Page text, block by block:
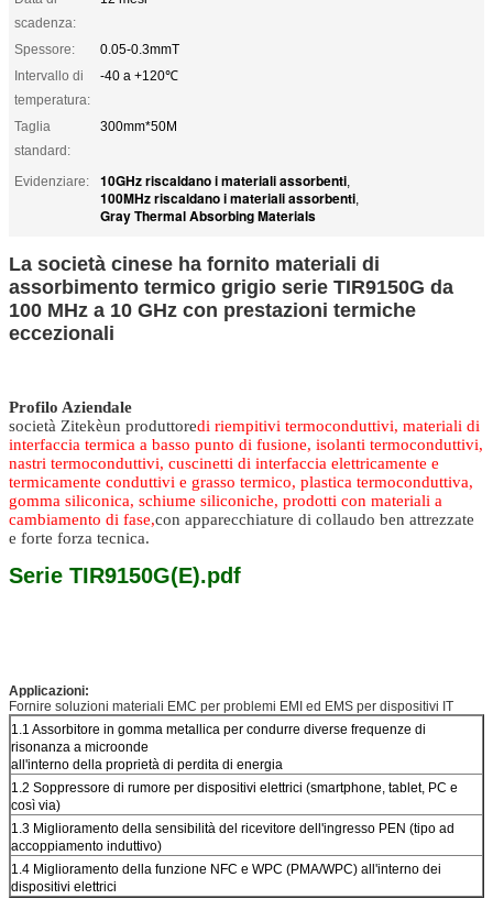
scadenza:
Spessore:
0.05-0.3mmT
Intervallo di
temperatura:
-40 a +120℃
Taglia
standard:
300mm*50M
Evidenziare: 10GHz riscaldano i materiali assorbenti,
100MHz riscaldano i materiali assorbenti,
Gray Thermal Absorbing Materials
La società cinese ha fornito materiali di
assorbimento termico grigio serie TIR9150G da
100 MHz a 10 GHz con prestazioni termiche
eccezionali
Profilo Aziendale
società Zitekèun produttoredi riempitivi termoconduttivi, materiali di
interfaccia termica a basso punto di fusione, isolanti termoconduttivi,
nastri termoconduttivi, cuscinetti di interfaccia elettricamente e
termicamente conduttivi e grasso termico, plastica termoconduttiva,
gomma siliconica, schiume siliconiche, prodotti con materiali a
cambiamento di fase,con apparecchiature di collaudo ben attrezzate
e forte forza tecnica.
Serie TIR9150G(E).pdf
Applicazioni:
Fornire soluzioni materiali EMC per problemi EMI ed EMS per dispositivi IT
1.1 Assorbitore in gomma metallica per condurre diverse frequenze di
risonanza a microonde
all'interno della proprietà di perdita di energia
1.2 Soppressore di rumore per dispositivi elettrici (smartphone, tablet, PC e
così via)
1.3 Miglioramento della sensibilità del ricevitore dell'ingresso PEN (tipo ad
accoppiamento induttivo)
1.4 Miglioramento della funzione NFC e WPC (PMA/WPC) all'interno dei
dispositivi elettrici